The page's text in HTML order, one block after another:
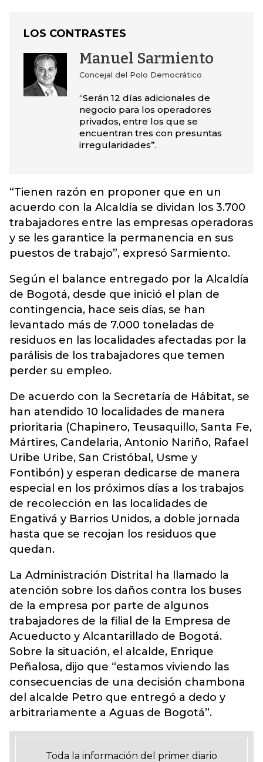
LOS CONTRASTES
Manuel Sarmiento
Concejal del Polo Democrático
“Serán 12 días adicionales de
negocio para los operadores
privados, entre los que se
encuentran tres con presuntas
irregularidades”.
“Tienen razón en proponer que en un
acuerdo con la Alcaldía se dividan los 3.700
trabajadores entre las empresas operadoras
y se les garantice la permanencia en sus
puestos de trabajo”, expresó Sarmiento.
Según el balance entregado por la Alcaldía
de Bogotá, desde que inició el plan de
contingencia, hace seis días, se han
levantado más de 7.000 toneladas de
residuos en las localidades afectadas por la
parálisis de los trabajadores que temen
perder su empleo.
De acuerdo con la Secretaría de Hábitat, se
han atendido 10 localidades de manera
prioritaria (Chapinero, Teusaquillo, Santa Fe,
Mártires, Candelaria, Antonio Nariño, Rafael
Uribe Uribe, San Cristóbal, Usme y
Fontibón) y esperan dedicarse de manera
especial en los próximos días a los trabajos
de recolección en las localidades de
Engativá y Barrios Unidos, a doble jornada
hasta que se recojan los residuos que
quedan.
La Administración Distrital ha llamado la
atención sobre los daños contra los buses
de la empresa por parte de algunos
trabajadores de la filial de la Empresa de
Acueducto y Alcantarillado de Bogotá.
Sobre la situación, el alcalde, Enrique
Peñalosa, dijo que “estamos viviendo las
consecuencias de una decisión chambona
del alcalde Petro que entregó a dedo y
arbitrariamente a Aguas de Bogotá”.
Toda la información del primer diario